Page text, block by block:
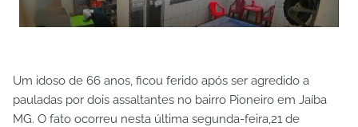
Um idoso de 66 anos, ficou ferido após ser agredido a
pauladas por dois assaltantes no bairro Pioneiro em Jaíba
MG. O fato ocorreu nesta última segunda-feira,21 de